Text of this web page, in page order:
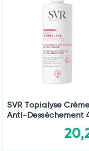
SVR Topialyse
Anti-Dessèchement